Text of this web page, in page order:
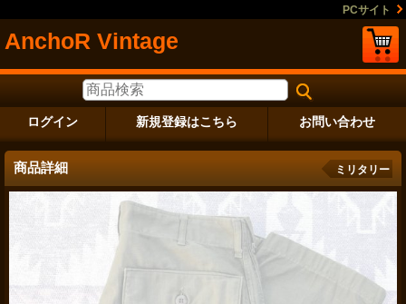
PCサイト
AnchoR Vintage
ログイン 新規登録はこちら お問い合わせ
商品詳細 ミリタリー